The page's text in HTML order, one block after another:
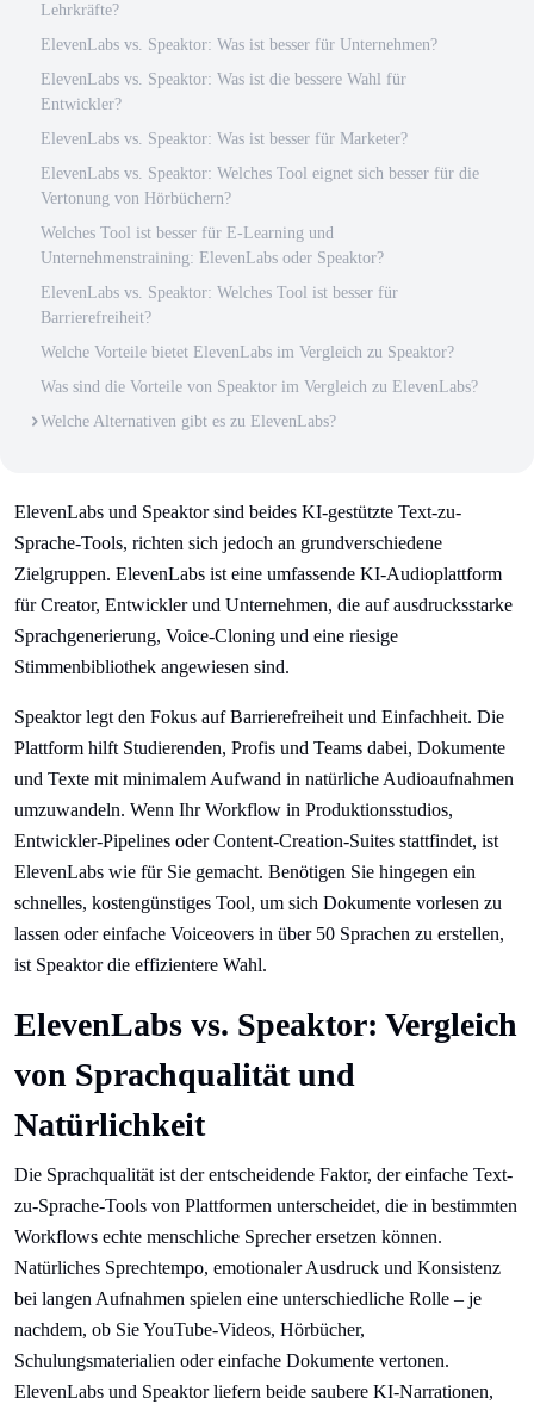
Lehrkräfte?
ElevenLabs vs. Speaktor: Was ist besser für Unternehmen?
ElevenLabs vs. Speaktor: Was ist die bessere Wahl für
Entwickler?
ElevenLabs vs. Speaktor: Was ist besser für Marketer?
ElevenLabs vs. Speaktor: Welches Tool eignet sich besser für die
Vertonung von Hörbüchern?
Welches Tool ist besser für E-Learning und
Unternehmenstraining: ElevenLabs oder Speaktor?
ElevenLabs vs. Speaktor: Welches Tool ist besser für
Barrierefreiheit?
Welche Vorteile bietet ElevenLabs im Vergleich zu Speaktor?
Was sind die Vorteile von Speaktor im Vergleich zu ElevenLabs?
Welche Alternativen gibt es zu ElevenLabs?
ElevenLabs und Speaktor sind beides KI-gestützte Text-zu-
Sprache-Tools, richten sich jedoch an grundverschiedene
Zielgruppen. ElevenLabs ist eine umfassende KI-Audioplattform
für Creator, Entwickler und Unternehmen, die auf ausdrucksstarke
Sprachgenerierung, Voice-Cloning und eine riesige
Stimmenbibliothek angewiesen sind.
Speaktor legt den Fokus auf Barrierefreiheit und Einfachheit. Die
Plattform hilft Studierenden, Profis und Teams dabei, Dokumente
und Texte mit minimalem Aufwand in natürliche Audioaufnahmen
umzuwandeln. Wenn Ihr Workflow in Produktionsstudios,
Entwickler-Pipelines oder Content-Creation-Suites stattfindet, ist
ElevenLabs wie für Sie gemacht. Benötigen Sie hingegen ein
schnelles, kostengünstiges Tool, um sich Dokumente vorlesen zu
lassen oder einfache Voiceovers in über 50 Sprachen zu erstellen,
ist Speaktor die effizientere Wahl.
ElevenLabs vs. Speaktor: Vergleich
von Sprachqualität und
Natürlichkeit
Die Sprachqualität ist der entscheidende Faktor, der einfache Text-
zu-Sprache-Tools von Plattformen unterscheidet, die in bestimmten
Workflows echte menschliche Sprecher ersetzen können.
Natürliches Sprechtempo, emotionaler Ausdruck und Konsistenz
bei langen Aufnahmen spielen eine unterschiedliche Rolle – je
nachdem, ob Sie YouTube-Videos, Hörbücher,
Schulungsmaterialien oder einfache Dokumente vertonen.
ElevenLabs und Speaktor liefern beide saubere KI-Narrationen,